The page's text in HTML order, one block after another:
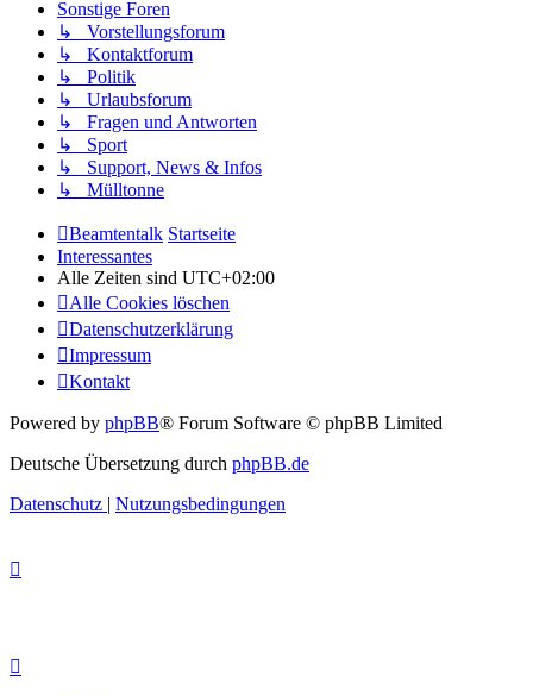
Sonstige Foren
↳ Vorstellungsforum
↳ Kontaktforum
↳ Politik
↳ Urlaubsforum
↳ Fragen und Antworten
↳ Sport
↳ Support, News & Infos
↳ Mülltonne
Beamtentalk Startseite
Interessantes
Alle Zeiten sind UTC+02:00
Alle Cookies löschen
Datenschutzerklärung
Impressum
Kontakt
Powered by phpBB® Forum Software © phpBB Limited
Deutsche Übersetzung durch phpBB.de
Datenschutz | Nutzungsbedingungen